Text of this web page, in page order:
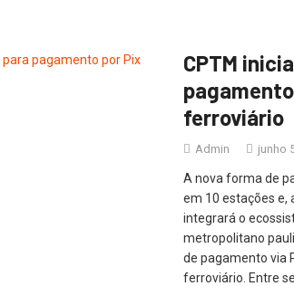
CPTM
ferroviário
Admin junho
A nova forma de
em 10 estações e,
integrará o
metropolitano
de pagamento via
ferroviário. Entre